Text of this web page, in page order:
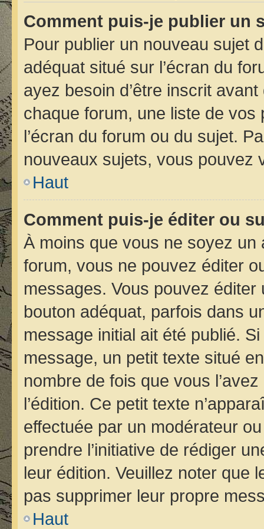
Comment puis-je publier un
Pour publier un nouveau sujet
adéquat situé sur l’écran du
ayez besoin d’être inscrit
chaque forum, une liste de
l’écran du forum ou du sujet.
nouveaux sujets, vous pouvez
Haut
Comment puis-je éditer ou
À moins que vous ne soyez
forum, vous ne pouvez éditer
messages. Vous pouvez
bouton adéquat, parfois dans
message initial ait été publié.
message, un petit texte situé
nombre de fois que vous
l’édition. Ce petit texte
effectuée par un modérateur
prendre l’initiative de rédiger
leur édition. Veuillez noter que
pas supprimer leur propre
Haut